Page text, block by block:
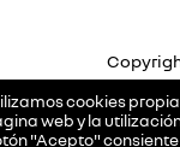
cookies
web y la
"Acepto"